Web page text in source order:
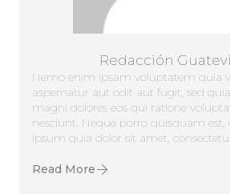
Redacción
Nemo enim ipsam voluptatem quia
aspernatur aut odit aut fugit, sed
magni dolores eos qui ratione
nesciunt. Neque porro quisquam
ipsum quia dolor sit amet,
Read More